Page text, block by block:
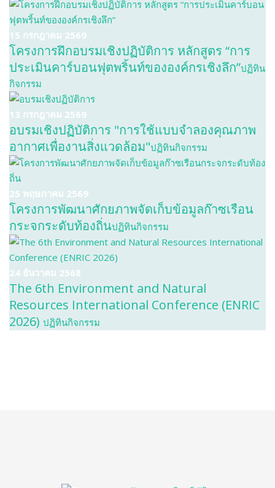
15 กรกฎาคม 2569
โครงการฝึกอบรมเชิงปฏิบัติการ หลักสูตร “การ
ประเมินคาร์บอนฟุตพริ้นท์ขององค์กรเชิงลึก”ปฏิทิน
กิจกรรม
13 กรกฎาคม 2569
อบรมเชิงปฏิบัติการ "การใช้แบบจำลองคุณภาพ
อากาศเพื่องานสิ่งแวดล้อม"ปฏิทินกิจกรรม
25 พฤษภาคม 2569
โครงการพัฒนาศักยภาพจัดเก็บข้อมูลก๊าซเรือน
กระจกระดับท้องถิ่นปฏิทินกิจกรรม
24 ธันวาคม 2568
The 6th Environment and Natural
Resources International Conference (ENRIC
2026) ปฏิทินกิจกรรม